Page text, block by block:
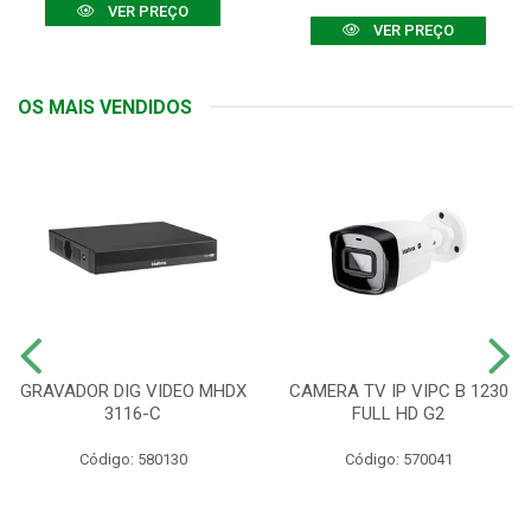
VER PREÇO
VER PREÇO
OS MAIS VENDIDOS
GRAVADOR DIG VIDEO MHDX
3116-C
Código: 580130
CAMERA TV IP VIPC B 1230
FULL HD G2
Código: 570041